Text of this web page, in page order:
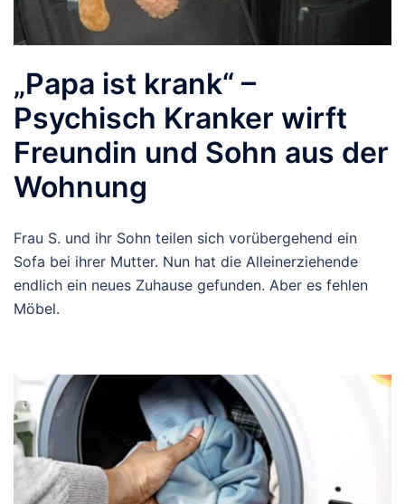
„Papa ist krank“ –
Psychisch Kranker wirft
Freundin und Sohn aus der
Wohnung
Frau S. und ihr Sohn teilen sich vorübergehend ein
Sofa bei ihrer Mutter. Nun hat die Alleinerziehende
endlich ein neues Zuhause gefunden. Aber es fehlen
Möbel.